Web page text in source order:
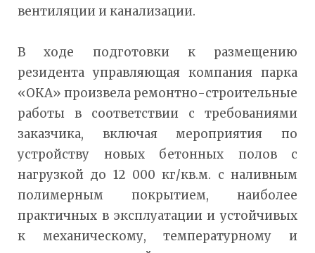
вентиляции и канализации.
В ходе подготовки к размещению
резидента управляющая компания парка
«ОКА» произвела ремонтно-строительные
работы в соответствии с требованиями
заказчика, включая мероприятия по
устройству новых бетонных полов с
нагрузкой до 12 000 кг/кв.м. с наливным
полимерным покрытием, наиболее
практичных в эксплуатации и устойчивых
к механическому, температурному и